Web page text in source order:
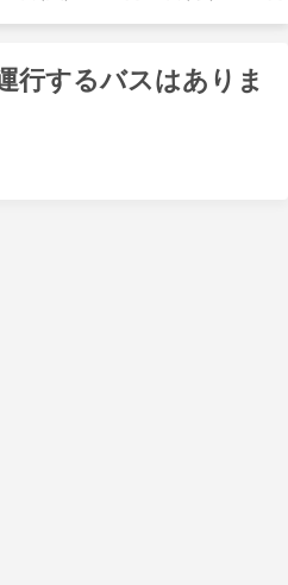
行するバスはありま